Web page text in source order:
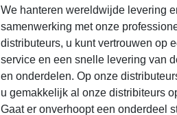
We hanteren wereldwijde levering
samenwerking met onze
distributeurs, u kunt vertrouwen op
service en een snelle levering van
en onderdelen. Op onze
u gemakkelijk al onze distribiteurs
Gaat er onverhoopt een onderdeel